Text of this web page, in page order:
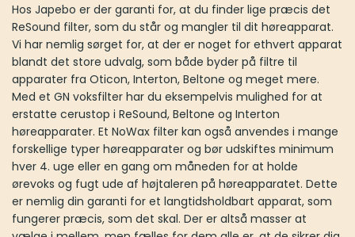
Hos Japebo er der garanti for, at du finder lige præcis det
ReSound filter, som du står og mangler til dit høreapparat.
Vi har nemlig sørget for, at der er noget for ethvert apparat
blandt det store udvalg, som både byder på filtre til
apparater fra Oticon, Interton, Beltone og meget mere.
Med et GN voksfilter har du eksempelvis mulighed for at
erstatte cerustop i ReSound, Beltone og Interton
høreapparater. Et NoWax filter kan også anvendes i mange
forskellige typer høreapparater og bør udskiftes minimum
hver 4. uge eller en gang om måneden for at holde
ørevoks og fugt ude af højtaleren på høreapparatet. Dette
er nemlig din garanti for et langtidsholdbart apparat, som
fungerer præcis, som det skal. Der er altså masser at